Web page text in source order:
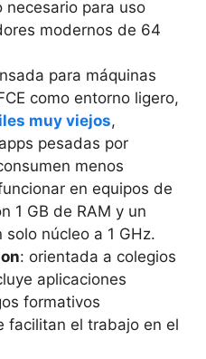
necesario para uso
modernos de 64
para máquinas
como entorno ligero,
muy viejos,
pesadas por
menos
en equipos de
1 GB de RAM y un
núcleo a 1 GHz.
: orientada a colegios
aplicaciones
formativos
facilitan el trabajo en el